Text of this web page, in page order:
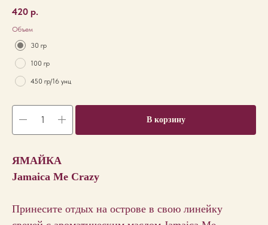
420 р.
Объем
30 гр
100 гр
450 гр/16 унц
В корзину
ЯМАЙКА
Jamaica Me Crazy
Принесите отдых на острове в свою линейку